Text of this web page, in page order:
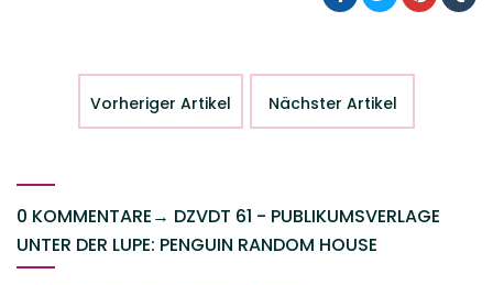
Vorheriger Artikel Nächster Artikel
0 KOMMENTARE→ DZVDT 61 - PUBLIKUMSVERLAGE
UNTER DER LUPE: PENGUIN RANDOM HOUSE